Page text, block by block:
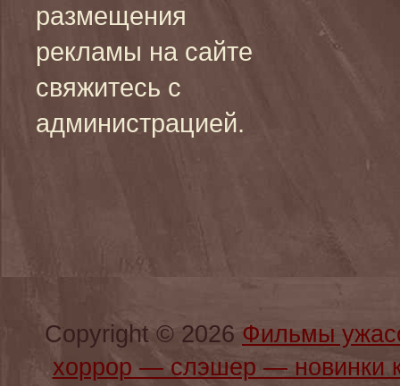
размещения
рекламы на сайте
свяжитесь с
администрацией.
Copyright © 2026 Фильмы
хоррор — слэшер —